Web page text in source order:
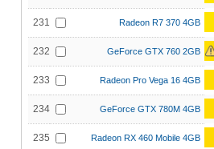
231 Radeon R7 370 4GB
232 GeForce GTX 760 2GB
233 Radeon Pro Vega 16 4GB
234 GeForce GTX 780M 4GB
235 Radeon RX 460 Mobile 4GB